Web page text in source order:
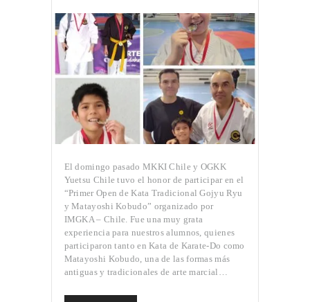
El domingo pasado MKKI Chile y OGKK
Yuetsu Chile tuvo el honor de participar en el
“Primer Open de Kata Tradicional Gojyu Ryu
y Matayoshi Kobudo” organizado por
IMGKA – Chile. Fue una muy grata
experiencia para nuestros alumnos, quienes
participaron tanto en Kata de Karate-Do como
Matayoshi Kobudo, una de las formas más
antiguas y tradicionales de arte marcial…